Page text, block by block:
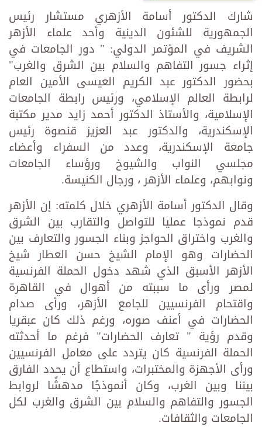
شارك الدكتور أسامة الأزهري مستشار رئيس
الجمهورية للشئون الدينية وأحد علماء الأزهر
الشريف في المؤتمر الدولي: " دور الجامعات في
إثراء جسور التفاهم والسلام بين الشرق والغرب"
بحضور الدكتور عبد الكريم العيسى الأمين العام
لرابطة العالم الإسلامي، ورئيس رابطة الجامعات
الإسلامية، والأستاذ الدكتور أحمد زايد مدير مكتبة
الإسكندرية، والدكتور عبد العزيز قنصوة رئيس
جامعة الإسكندرية، وعدد من السفراء وأعضاء
مجلسي النواب والشيوخ ورؤساء الجامعات
ونوابهم، وعلماء الأزهر ، ورجال الكنيسة.
وقال الدكتور أسامة الأزهري خلال كلمته: إن الأزهر
قدم نموذجا عمليا للتواصل والتقارب بين الشرق
والغرب واختراق الحواجز وبناء الجسور والتعارف بين
الحضارات وهو الإمام الشيخ حسن العطار شيخ
الأزهر الأسبق الذي شهد دخول الحملة الفرنسية
لمصر ورأى ما سببته من أهوال في القاهرة
واقتحام الفرنسيين للجامع الأزهر، ورأى صدام
الحضارات في أعنف صوره، ورغم ذلك كان عبقريا
وقدم رؤية " تعارف الحضارات" فرغم ما أحدثته
الحملة الفرنسية كان يتردد على معامل الفرنسيين
ورأى الأجهزة والمختبرات، واستطاع أن يحدد الفارق
بيننا وبين الغرب، وكان أنموذجًا مدهشًا لروابط
الجسور والتفاهم والسلام بين الشرق والغرب لكل
الجامعات والثقافات.